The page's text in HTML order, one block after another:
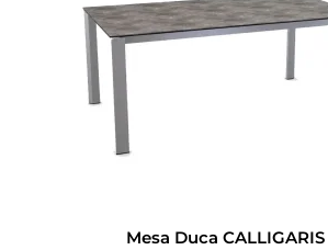
Mesa Duca CALLIGARIS